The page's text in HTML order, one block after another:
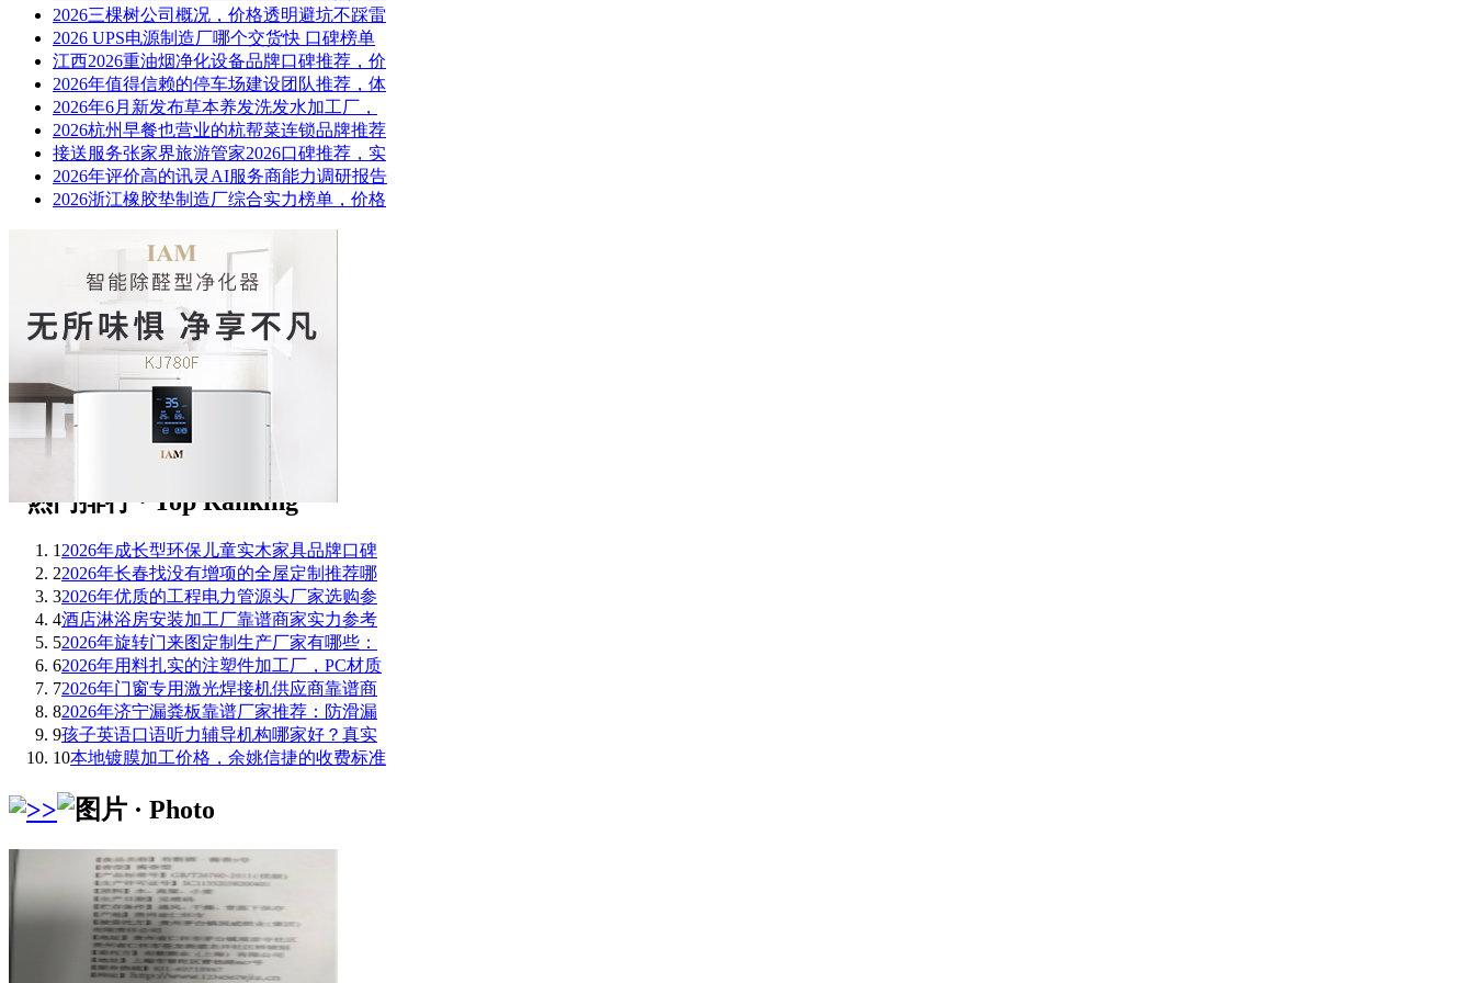
2026三棵树公司概况，价格透明避坑不踩雷
2026 UPS电源制造厂哪个交货快 口碑榜单
江西2026重油烟净化设备品牌口碑推荐，价
2026年值得信赖的停车场建设团队推荐，体
2026年6月新发布草本养发洗发水加工厂，
2026杭州早餐也营业的杭帮菜连锁品牌推荐
接送服务张家界旅游管家2026口碑推荐，实
2026年评价高的讯灵AI服务商能力调研报告
2026浙江橡胶垫制造厂综合实力榜单，价格
12026年成长型环保儿童实木家具品牌口碑
22026年长春找没有增项的全屋定制推荐哪
32026年优质的工程电力管源头厂家选购参
4酒店淋浴房安装加工厂靠谱商家实力参考
52026年旋转门来图定制生产厂家有哪些：
62026年用料扎实的注塑件加工厂，PC材质
72026年门窗专用激光焊接机供应商靠谱商
82026年济宁漏粪板靠谱厂家推荐：防滑漏
9孩子英语口语听力辅导机构哪家好？真实
10本地镀膜加工价格，余姚信捷的收费标准